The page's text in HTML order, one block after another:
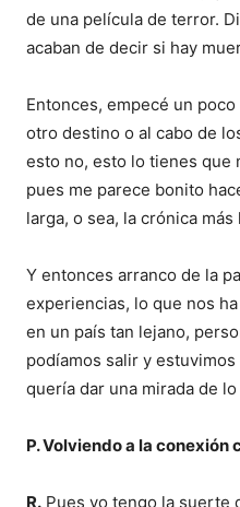
de una película de terror.
acaban de decir si hay
Entonces, empecé un
otro destino o al cabo de
esto no, esto lo tienes que
pues me parece bonito
larga, o sea, la crónica
Y entonces arranco de la
experiencias, lo que nos
en un país tan lejano,
podíamos salir y
quería dar una mirada de
P. Volviendo a la
R. Pues yo tengo la suerte